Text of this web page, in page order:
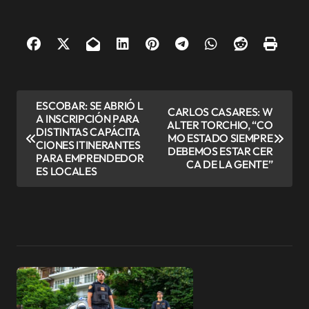
ó
ESCOBAR: SE ABRIÓ L
A INSCRIPCIÓN PARA
DISTINTAS CAPÁCITA
CIONES ITINERANTES
PARA EMPRENDEDOR
ES LOCALES
CARLOS CASARES: W
ALTER TORCHIO, “CO
MO ESTADO SIEMPRE
DEBEMOS ESTAR CER
CA DE LA GENTE”